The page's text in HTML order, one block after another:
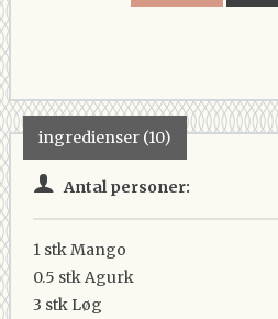
ingredienser (10)
Antal personer:
1 stkMango
0.5 stkAgurk
3 stk Løg